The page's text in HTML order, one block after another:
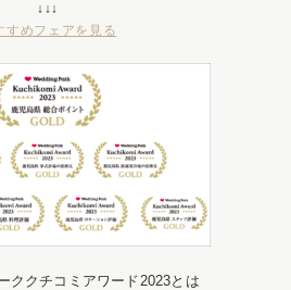
↓↓↓
すめフェアを見る
ククチコミアワード2023とは